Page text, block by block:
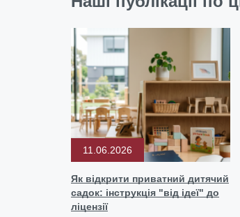
11.06.2026
Як відкрити приватний дитячий
садок: інструкція "від ідеї" до
ліцензії